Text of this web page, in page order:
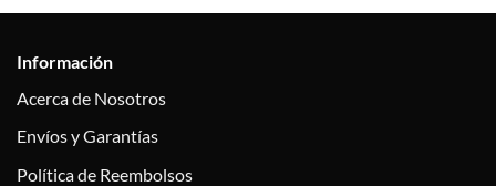
Información
Acerca de Nosotros
Envíos y Garantías
Política de Reembolsos